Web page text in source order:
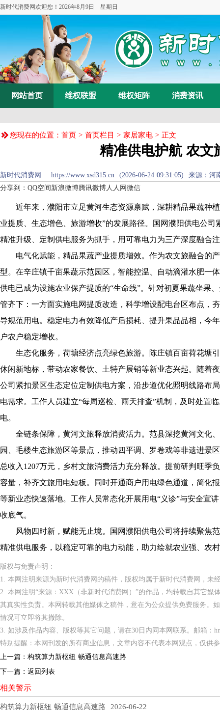
新时代消费网欢迎您！ 2026年8月9日 星期日
网站首页 维权联盟 维权矩阵 消费资讯
您现在的位置： 首页 > 首页栏目 > 家居家电 > 正文
精准供电护航 农文
新时代消费网 https://www.xsd315.cn (2026-06-24 09:31:05) 来
分享到： QQ空间 新浪微博腾讯微博人人网 微信
近年来，濮阳市立足黄河生态资源禀赋，深耕精品果蔬种植
业提质、生态增色、旅游增收”的发展路径。国网濮阳供电公
精准升级、定制供电服务为抓手，用可靠电力为三产深度融合
电气化赋能，精品果蔬产业提质增效。作为农文旅融合的
型。在辛庄镇千亩果蔬示范园区，智能控温、自动滴灌水肥一
供电已成为设施农业保产提质的“生命线”。针对初夏果蔬坐果
管齐下：一方面实施电网提质改造，科学增设配电台区布点，
导规范用电。稳定电力有效降低产后损耗、提升果品品相，今
户农户稳定增收。
生态化服务，荷塘经济点亮绿色旅游。陈庄镇百亩荷花塘引
休闲新地标，带动农家餐饮、土特产展销等新业态兴起。随着
公司紧扣景区生态定位定制供电方案，沿步道优化照明线路布
电需求。工作人员建立“每周巡检、雨天排查”机制，及时处置
电。
全链条保障，黄河文旅释放消费活力。范县深挖黄河文化
园、毛楼生态旅游区等景点，推动四平调、罗卷戏等非遗进景
总收入1207万元，乡村文旅消费活力充分释放。提前研判旺季
容量，补齐文旅用电短板。同时开通商户用电绿色通道，简化
等新业态快速落地。工作人员常态化开展用电“义诊”与安全宣
收底气。
风物四时新，赋能无止境。国网濮阳供电公司将持续聚焦
精准供电服务，以稳定可靠的电力动能，助力绘就农业强、农
版权与免责声明：
1. 本网注明来源为新时代消费网的稿件，版权均属于新时代消费网，未
2. 本网注明“来源：XXX（非新时代消费网）”的作品，均转载自其它
其真实性负责。本网转载其他媒体之稿件，意在为公众提供免费服务。
情况可立即将其撤除。
3. 如涉及作品内容、版权等其它问题，请在30日内同本网联系。邮箱：
特别提醒：本网刊发的所有商业信息，文章内容不代表本网观点，仅供
上一篇： 构筑算力新枢纽 畅通信息高速路
下一篇： 返回列表
相关警示
构筑算力新枢纽 畅通信息高速路 2026-06-22